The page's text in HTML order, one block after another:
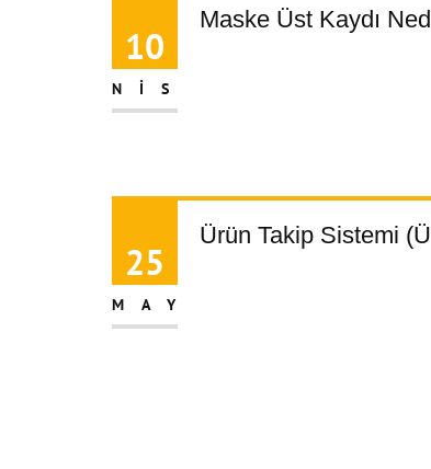
10
NIS
Maske Üst Kaydı
25
MAY
Ürün Takip Sistemi